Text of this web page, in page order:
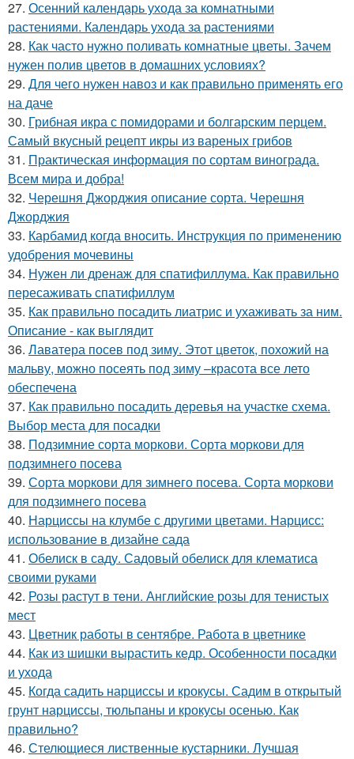
27. Осенний календарь ухода за комнатными
растениями. Календарь ухода за растениями
28. Как часто нужно поливать комнатные цветы. Зачем
нужен полив цветов в домашних условиях?
29. Для чего нужен навоз и как правильно применять его
на даче
30. Грибная икра с помидорами и болгарским перцем.
Самый вкусный рецепт икры из вареных грибов
31. Практическая информация по сортам винограда.
Всем мира и добра!
32. Черешня Джорджия описание сорта. Черешня
Джорджия
33. Карбамид когда вносить. Инструкция по применению
удобрения мочевины
34. Нужен ли дренаж для спатифиллума. Как правильно
пересаживать спатифиллум
35. Как правильно посадить лиатрис и ухаживать за ним.
Описание - как выглядит
36. Лаватера посев под зиму. Этот цветок, похожий на
мальву, можно посеять под зиму –красота все лето
обеспечена
37. Как правильно посадить деревья на участке схема.
Выбор места для посадки
38. Подзимние сорта моркови. Сорта моркови для
подзимнего посева
39. Сорта моркови для зимнего посева. Сорта моркови
для подзимнего посева
40. Нарциссы на клумбе с другими цветами. Нарцисс:
использование в дизайне сада
41. Обелиск в саду. Садовый обелиск для клематиса
своими руками
42. Розы растут в тени. Английские розы для тенистых
мест
43. Цветник работы в сентябре. Работа в цветнике
44. Как из шишки вырастить кедр. Особенности посадки
и ухода
45. Когда садить нарциссы и крокусы. Садим в открытый
грунт нарциссы, тюльпаны и крокусы осенью. Как
правильно?
46. Стелющиеся лиственные кустарники. Лучшая